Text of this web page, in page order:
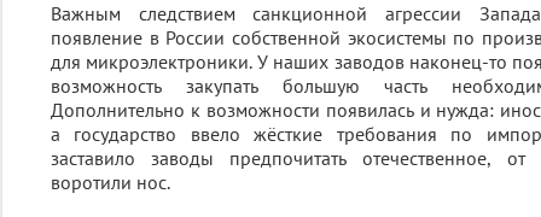
Важным следствием санкционной агрессии
появление в России собственной экосистемы по
для микроэлектроники. У наших заводов наконец-то
возможность закупать большую часть
Дополнительно к возможности появилась и нужда:
а государство ввело жёсткие требования по
заставило заводы предпочитать отечественное,
воротили нос.